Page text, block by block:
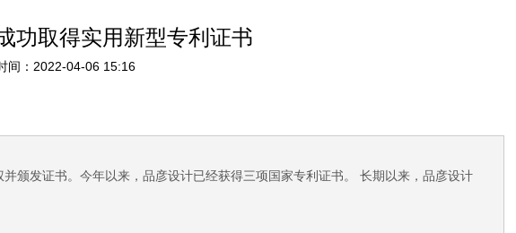
功取得实用新型专利证书
间：2022-04-06 15:16
颁发证书。今年以来，品彦设计已经获得三项国家专利证书。 长期以来，品彦设计